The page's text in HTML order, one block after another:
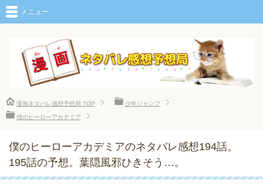
メニュー
漫画ネタバレ感想予想局 TOP 少年ジャンプ
僕のヒーローアカデミア
僕のヒーローアカデミアのネタバレ感想194話。
195話の予想。葉隠風邪ひきそう…。